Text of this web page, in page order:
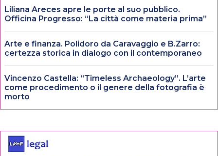
Liliana Areces apre le porte al suo pubblico.
Officina Progresso: “La città come materia prima”
Arte e finanza. Polidoro da Caravaggio e B.Zarro:
certezza storica in dialogo con il contemporaneo
Vincenzo Castella: “Timeless Archaeology”. L’arte
come procedimento o il genere della fotografia è
morto